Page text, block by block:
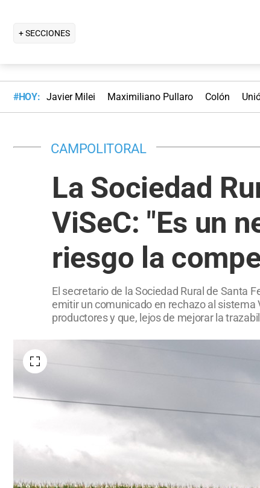
+ SECCIONES
#HOY: Javier Milei Maximiliano Pullaro Colón
CAMPOLITORAL
La Sociedad
ViSeC: "Es un
riesgo la
El secretario de la Sociedad Rural de Santa
emitir un comunicado en rechazo al
productores y que, lejos de mejorar la